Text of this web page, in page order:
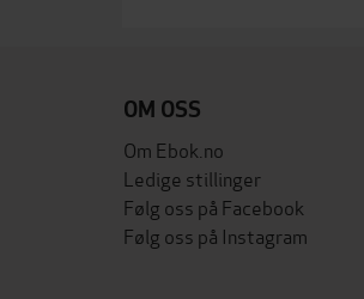
OM OSS
Om Ebok.no
Ledige stillinger
Følg oss på Facebook
Følg oss på Instagram